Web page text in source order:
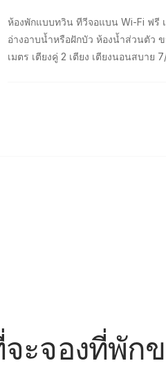
ห้องพักแบบทวิน ทีวีจอแบน Wi-Fi ฟรี เครื่องปรับอากาศ
อ่างอาบน้ำหรือฝักบัว ห้องน้ำส่วนตัว ขนาดห้อง 12 ตาราง
เมตร เตียงคู่ 2 เตียง เตียงนอนสบา
ะจองที่พัก